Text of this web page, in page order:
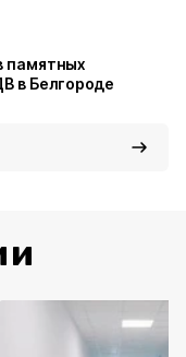
памятных
в Белгороде